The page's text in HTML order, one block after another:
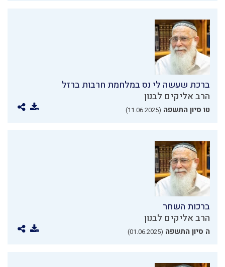
ברכת שעשה לי נס במלחמת חרבות ברזל
הרב אליקים לבנון
טו סיון התשפה (11.06.2025)
ברכות השחר
הרב אליקים לבנון
ה סיון התשפה (01.06.2025)